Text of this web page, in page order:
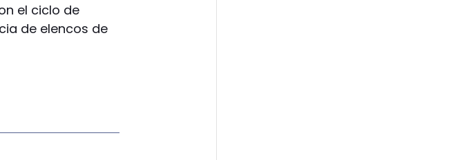
el ciclo de
de elencos de